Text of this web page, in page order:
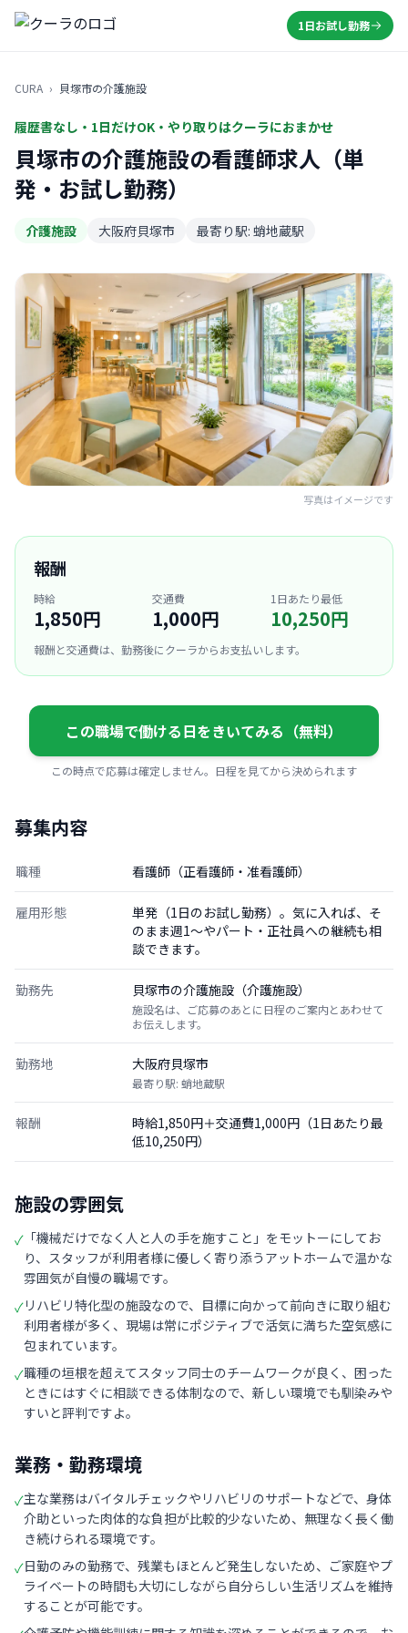
1日お試し勤務
CURA › 貝塚市の介護施設
履歴書なし・1日だけOK・やり取りはクーラにおまかせ
貝塚市の介護施設の看護師求人（単
発・お試し勤務）
介護施設 大阪府貝塚市 最寄り駅: 蛸地蔵駅
写真はイメージです
報酬
時給
1,850円
交通費
1,000円
1日あたり最低
10,250円
報酬と交通費は、勤務後にクーラからお支払いします。
この職場で働ける日をきいてみる（無料）
この時点で応募は確定しません。日程を見てから決められます
募集内容
職種 看護師（正看護師・准看護師）
雇用形態
単発（1日のお試し勤務）。気に入れば、そ
のまま週1〜やパート・正社員への継続も相
談できます。
勤務先 貝塚市の介護施設（介護施設）
施設名は、ご応募のあとに日程のご案内とあわせて
お伝えします。
勤務地 大阪府貝塚市
最寄り駅: 蛸地蔵駅
報酬
時給1,850円＋交通費1,000円（1日あたり最
低10,250円）
施設の雰囲気
✓ 「機械だけでなく人と人の手を施すこと」をモットーにしてお
り、スタッフが利用者様に優しく寄り添うアットホームで温かな
雰囲気が自慢の職場です。
✓リハビリ特化型の施設なので、目標に向かって前向きに取り組む
利用者様が多く、現場は常にポジティブで活気に満ちた空気感に
包まれています。
✓職種の垣根を超えてスタッフ同士のチームワークが良く、困った
ときにはすぐに相談できる体制なので、新しい環境でも馴染みや
すいと評判ですよ。
業務・勤務環境
✓主な業務はバイタルチェックやリハビリのサポートなどで、身体
介助といった肉体的な負担が比較的少ないため、無理なく長く働
き続けられる環境です。
✓日勤のみの勤務で、残業もほとんど発生しないため、ご家庭やプ
ライベートの時間も大切にしながら自分らしい生活リズムを維持
することが可能です。